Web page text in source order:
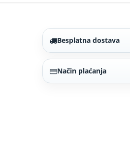
Besplatna dostava
Način plaćanja